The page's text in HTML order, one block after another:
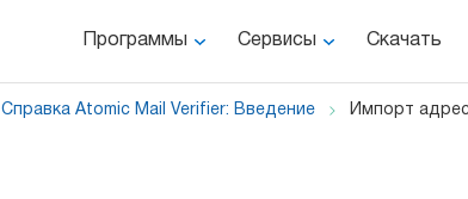
Программы Сервисы Скачать
Справка Atomic Mail Verifier: Введение Импорт